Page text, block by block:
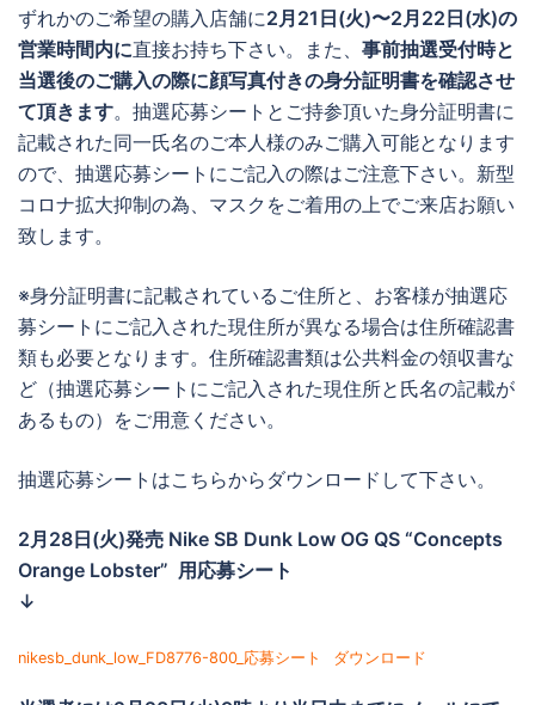
ずれかのご希望の購入店舗に2月21日(火)〜2月22日(水)の
営業時間内に直接お持ち下さい。また、 事前抽選受付時と
当選後のご購入の際に顔写真付きの身分証明書を確認させ
て頂きます。抽選応募シートとご持参頂いた身分証明書に
記載された同一氏名のご本人様のみご購入可能となります
ので、抽選応募シートにご記入の際はご注意下さい。新型
コロナ拡大抑制の為、マスクをご着用の上でご来店お願い
致します。
※身分証明書に記載されているご住所と、お客様が抽選応
募シートにご記入された現住所が異なる場合は住所確認書
類も必要となります。住所確認書類は公共料金の領収書な
ど（抽選応募シートにご記入された現住所と氏名の記載が
あるもの）をご用意ください。
抽選応募シートはこちらからダウンロードして下さい。
2月28日(火)発売 Nike SB Dunk Low OG QS “Concepts
Orange Lobster” 用応募シート
↓
nikesb_dunk_low_FD8776-800_応募シート ダウンロード